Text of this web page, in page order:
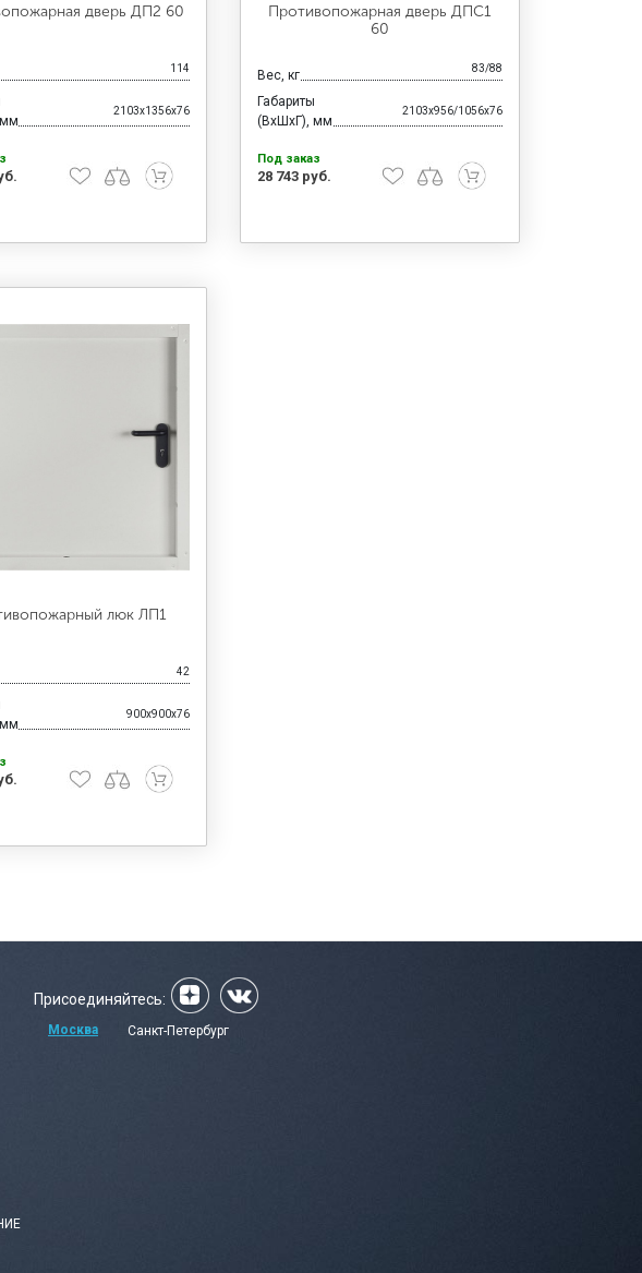
дверь ДП2 60
114
2103x1356x76
Противопожарная дверь ДПС1
60
Вес, кг 83/88
Габариты
(ВхШхГ), мм
2103x956/1056x76
Под заказ
28 743 руб.
люк ЛП1
42
900x900x76
Присоединяйтесь:
Москва Санкт-Петербург